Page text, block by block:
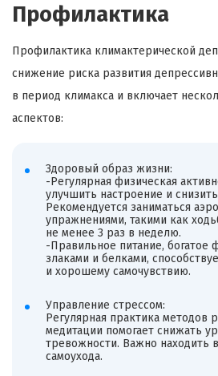
Профилактика
Профилактика климактерической
снижение риска развития
в период климакса и включает
аспектов:
Здоровый образ жизни:
-Регулярная физическая
улучшить настроение и
Рекомендуется заниматься
упражнениями, такими как
не менее 3 раз в неделю.
-Правильное питание, богатое
злаками и белками,
и хорошему самочувствию.
Управление стрессом:
Регулярная практика методов
медитации помогает снижать
тревожности. Важно находить
самоухода.